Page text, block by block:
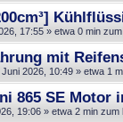
17:55 » etwa 0 min
mit
2026, 10:49 » etwa 1
865 SE Motor
19:06 » etwa 2 min zum